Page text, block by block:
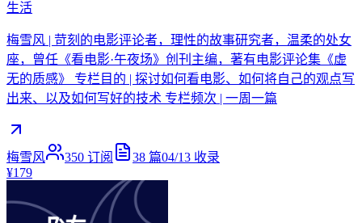
生活
梅雪风 | 苛刻的电影评论者，理性的故事研究者，温柔的处女
座，曾任《看电影·午夜场》创刊主编，著有电影评论集《虚
无的质感》 专栏目的 | 探讨如何看电影、如何将自己的观点写
出来、以及如何写好的技术 专栏频次 | 一周一篇
梅雪风 350 订阅 38 篇04/13 收录
¥179